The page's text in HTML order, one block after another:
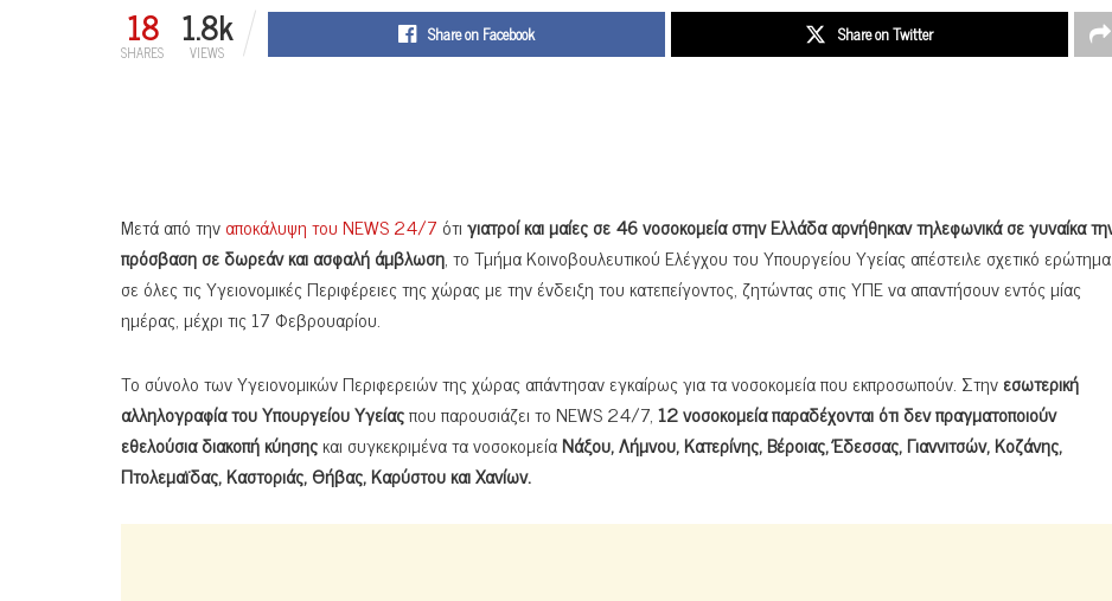
18
SHARES 1.8k
VIEWS
Share on Facebook Share on Twitter
Μετά από τηναποκάλυψη του NEWS 24/7 ότιγιατροί και μαίες σε 46 νοσοκομεία στην Ελλάδα αρνήθηκαν τηλεφωνικά σε γυναίκα
πρόσβαση σε δωρεάν και ασφαλή άμβλωση, το Τμήμα Κοινοβουλευτικού Ελέγχου του Υπουργείου Υγείας απέστειλε σχετικό ερώτημα
σε όλες τις Υγειονομικές Περιφέρειες της χώρας με την ένδειξη του κατεπείγοντος, ζητώντας στις ΥΠΕ να απαντήσουν εντός μίας
ημέρας, μέχρι τις 17 Φεβρουαρίου.
Το σύνολο των Υγειονομικών Περιφερειών της χώρας απάντησαν εγκαίρως για τα νοσοκομεία που εκπροσωπούν. Στηνεσωτερική
αλληλογραφία του Υπουργείου Υγείαςπου παρουσιάζει το NEWS 24/7,12 νοσοκομεία παραδέχονται ότι δεν πραγματοποιούν
εθελούσια διακοπή κύησηςκαι συγκεκριμένα τα νοσοκομείαΝάξου, Λήμνου, Κατερίνης, Βέροιας, Έδεσσας, Γιαννιτσών, Κοζάνης,
Πτολεμαϊδας, Καστοριάς, Θήβας, Καρύστου και Χανίων.